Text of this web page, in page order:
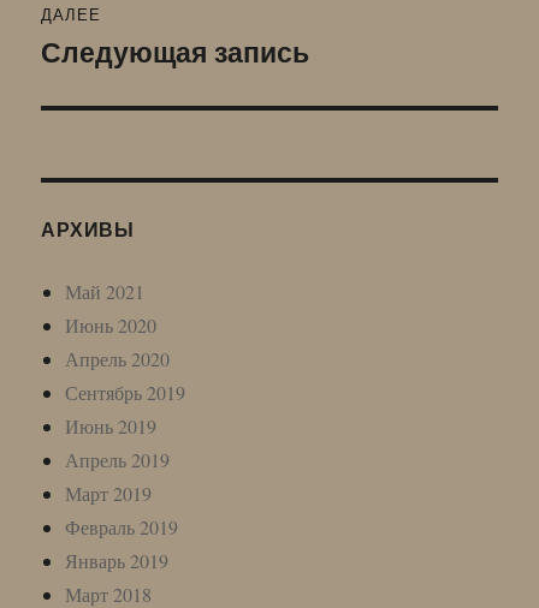
ДАЛЕЕ
Следующая
Следующая запись
АРХИВЫ
Май 2021
Июнь 2020
Апрель 2020
Сентябрь 2019
Июнь 2019
Апрель 2019
Март 2019
Февраль 2019
Январь 2019
Март 2018